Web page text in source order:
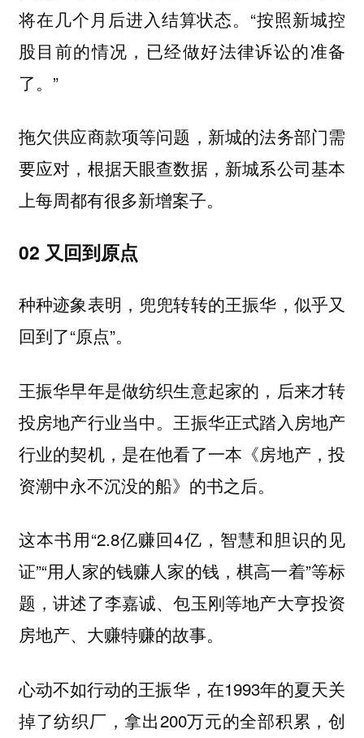
将在几个月后进入结算状态。“按照新城控
股目前的情况，已经做好法律诉讼的准备
了。”
拖欠供应商款项等问题，新城的法务部门需
要应对，根据天眼查数据，新城系公司基本
上每周都有很多新增案子。
02 又回到原点
种种迹象表明，兜兜转转的王振华，似乎又
回到了“原点”。
王振华早年是做纺织生意起家的，后来才转
投房地产行业当中。王振华正式踏入房地产
行业的契机，是在他看了一本《房地产，投
资潮中永不沉没的船》的书之后。
这本书用“2.8亿赚回4亿，智慧和胆识的见
证”“用人家的钱赚人家的钱，棋高一着”等标
题，讲述了李嘉诚、包玉刚等地产大亨投资
房地产、大赚特赚的故事。
心动不如行动的王振华，在1993年的夏天关
掉了纺织厂，拿出200万元的全部积累，创